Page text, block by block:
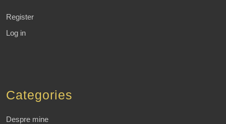
Register
Log in
Categories
Despre mine